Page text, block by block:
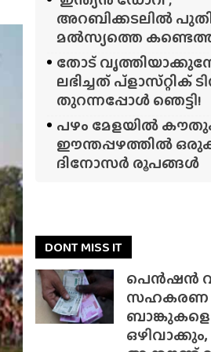
അറബിക്കടലിൽ
മൽസ്യത്തെ
തോട്
ലഭിച്ചത് പ്‌ളാസ്‌റ്റിക്
തുറന്നപ്പോൾ ഞെട്ടി!
പഴം മേളയിൽ
ഈന്തപ്പഴത്തിൽ
ദിനോസർ രൂപങ്ങൾ
DONT MISS IT
പെൻഷൻ
സഹകരണ
ബാങ്കുകളെ